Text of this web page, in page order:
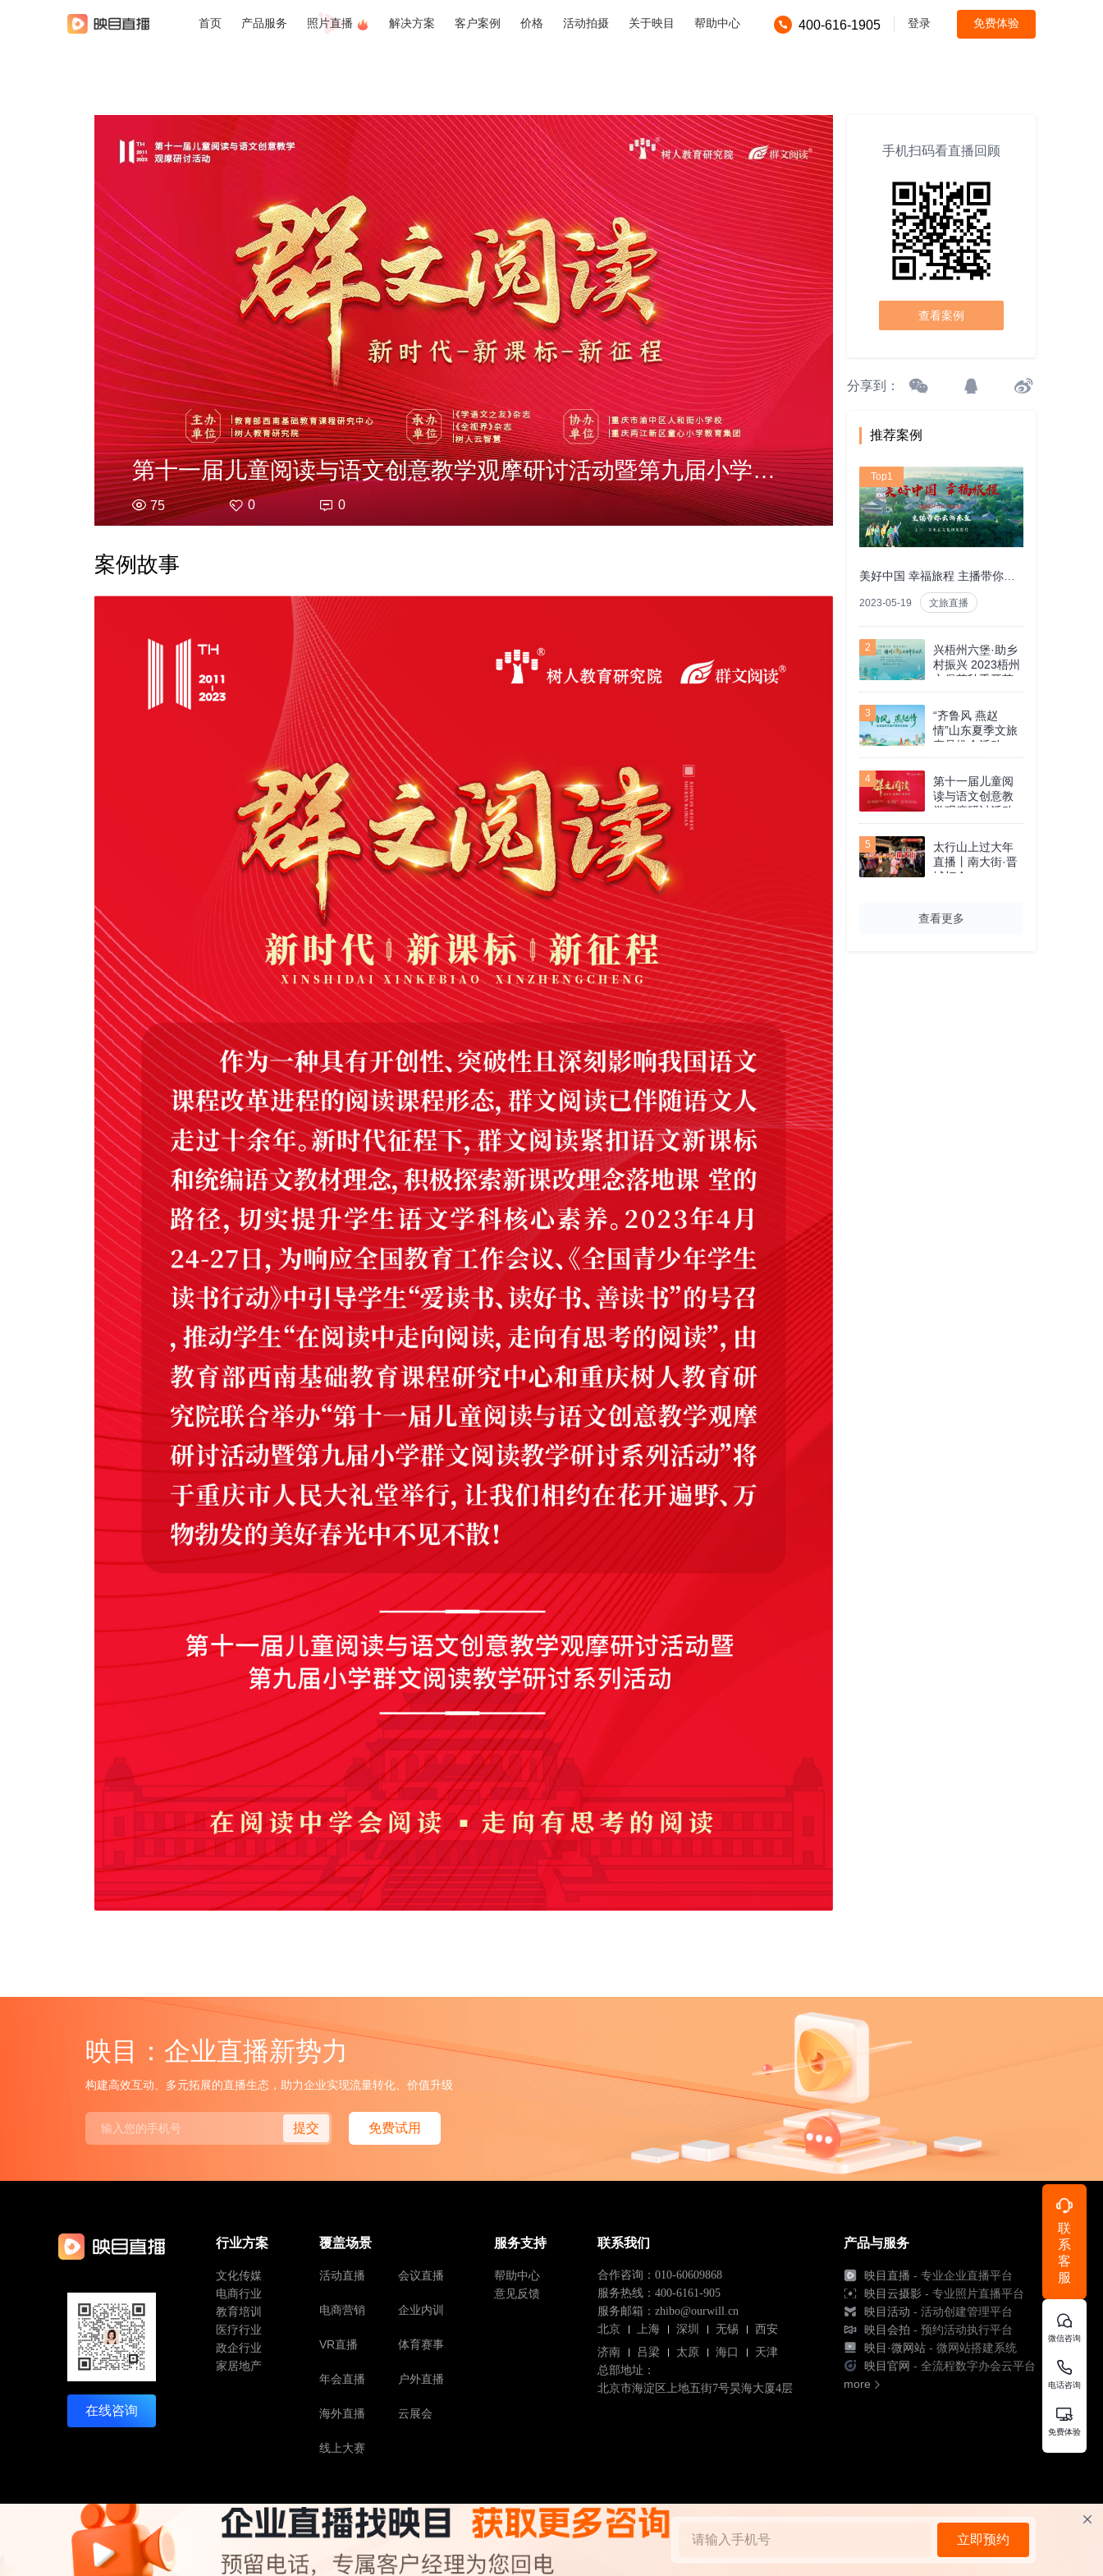
首页 产品服务 照片直播 解决方案 客户案例 价格 活动拍摄 关于映目 帮助中心 400-616-1905 登录 免费体验
第十一届儿童阅读与语文创意教学观摩研讨活动暨第九届小学群文阅读教学研讨系列活动
75 0 0
案例故事
手机扫码看直播回顾
查看案例
分享到：
推荐案例
Top1
2023-05-19 文旅直播
2
兴梧州六堡·助乡
村振兴 2023梧州
六堡茶秋季开茶
3
“齐鲁风 燕赵
情”山东夏季文旅
产品推介活动
4
第十一届儿童阅
读与语文创意教
学观摩研讨活动
暨第九届小学群
文阅读教学研讨
系列活动
5
太行山上过大年
直播丨南大街·晋
城灯会
查看更多
映目：企业直播新势力
构建高效互动、多元拓展的直播生态，助力企业实现流量转化、价值升级
提交 免费试用
在线咨询
行业方案
文化传媒
电商行业
教育培训
医疗行业
政企行业
家居地产
覆盖场景
活动直播 会议直播
电商营销 企业内训
VR直播 体育赛事
年会直播 户外直播
海外直播 云展会
线上大赛
服务支持
帮助中心
意见反馈
联系我们
合作咨询：010-60609868
服务热线：400-6161-905
服务邮箱：zhibo@ourwill.cn
北京
上海 深圳 无锡
西安
济南
吕梁 太原 海口
天津
总部地址：
北京市海淀区上地五街7号昊海大厦4层
产品与服务
映目直播 - 专业企业直播平台
映目云摄影 - 专业照片直播平台
映目活动 - 活动创建管理平台
映目会拍 - 预约活动执行平台
映目·微网站 - 微网站搭建系统
映目官网 - 全流程数字办会云平台
more
京公网安备11010802045263 Copyright © 2013 - 2026 北京韦尔科技有限公司 - 映目 版权所有 用户协议隐私政策
立即预约
联
系
客
服
微信咨询
电话咨询
免费体验